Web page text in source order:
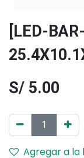
[LED-
S/ 5.00
Agregar a la